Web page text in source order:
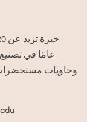
عامًا في